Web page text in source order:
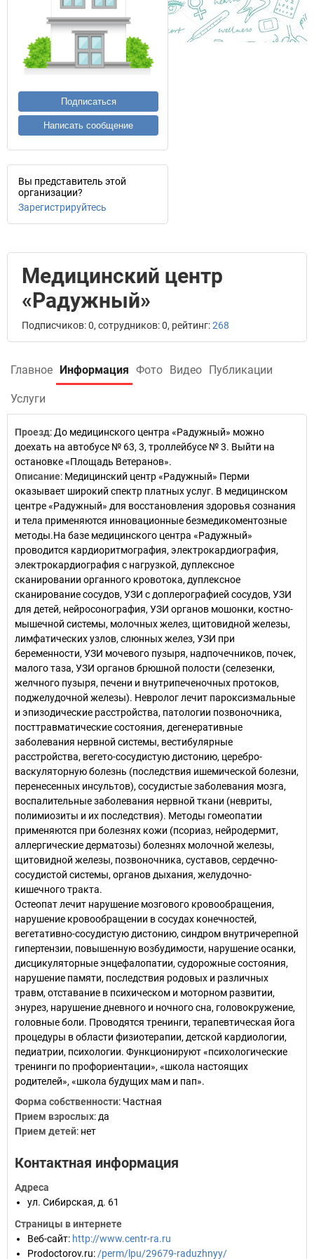
Подписаться
Написать сообщение
Вы представитель этой
организации?
Зарегистрируйтесь
Медицинский центр
«Радужный»
Подписчиков: 0, сотрудников: 0, рейтинг:268
Главное Информация Фото Видео Публикации
Услуги
Проезд: До медицинского центра «Радужный» можно
доехать на автобусе № 63, 3, троллейбусе № 3. Выйти на
остановке «Площадь Ветеранов».
Описание: Медицинский центр «Радужный» Перми
оказывает широкий спектр платных услуг. В медицинском
центре «Радужный» для восстановления здоровья сознания
и тела применяются инновационные безмедикоментозные
методы.На базе медицинского центра «Радужный»
проводится кардиоритмография, электрокардиография,
электрокардиография с нагрузкой, дуплексное
сканировании органного кровотока, дуплексное
сканирование сосудов, УЗИ с доплерографией сосудов, УЗИ
для детей, нейросонография, УЗИ органов мошонки, костно-
мышечной системы, молочных желез, щитовидной железы,
лимфатических узлов, слюнных желез, УЗИ при
беременности, УЗИ мочевого пузыря, надпочечников, почек,
малого таза, УЗИ органов брюшной полости (селезенки,
желчного пузыря, печени и внутрипеченочных протоков,
поджелудочной железы). Невролог лечит пароксизмальные
и эпизодические расстройства, патологии позвоночника,
посттравматические состояния, дегенеративные
заболевания нервной системы, вестибулярные
расстройства, вегето-сосудистую дистонию, церебро-
васкуляторную болезнь (последствия ишемической болезни,
перенесенных инсультов), сосудистые заболевания мозга,
воспалительные заболевания нервной ткани (невриты,
полимиозиты и их последствия). Методы гомеопатии
применяются при болезнях кожи (псориаз, нейродермит,
аллергические дерматозы) болезнях молочной железы,
щитовидной железы, позвоночника, суставов, сердечно-
сосудистой системы, органов дыхания, желудочно-
кишечного тракта.
Остеопат лечит нарушение мозгового кровообращения,
нарушение кровообращении в сосудах конечностей,
вегетативно-сосудистую дистонию, синдром внутричерепной
гипертензии, повышенную возбудимости, нарушение осанки,
дисцикуляторные энцефалопатии, судорожные состояния,
нарушение памяти, последствия родовых и различных
травм, отставание в психическом и моторном развитии,
энурез, нарушение дневного и ночного сна, головокружение,
головные боли. Проводятся тренинги, терапевтическая йога
процедуры в области физиотерапии, детской кардиологии,
педиатрии, психологии. Функционируют «психологические
тренинги по профориентации», «школа настоящих
родителей», «школа будущих мам и пап».
Форма собственности: Частная
Прием взрослых: да
Прием детей: нет
Контактная информация
Адреса
ул. Сибирская, д. 61
Страницы в интернете
Веб-сайт: http://www.centr-ra.ru
Prodoctorov.ru: /perm/lpu/29679-raduzhnyy/